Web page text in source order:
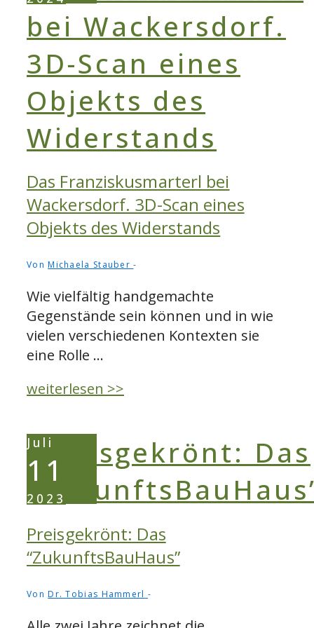
Das Franziskusmarterl bei
Wackersdorf. 3D-Scan eines
Objekts des Widerstands
VonMichaela Stauber
Wie vielfältig handgemachte
Gegenstände sein können und in wie
vielen verschiedenen Kontexten sie
eine Rolle …
Das
Wackersdorf.
3D-
Scan
eines
Objekts
des
Widerstands
weiterlesen >>
Juli
11
2023
Preisgekrönt: Das
“ZukunftsBauHaus”
VonDr. Tobias Hammerl